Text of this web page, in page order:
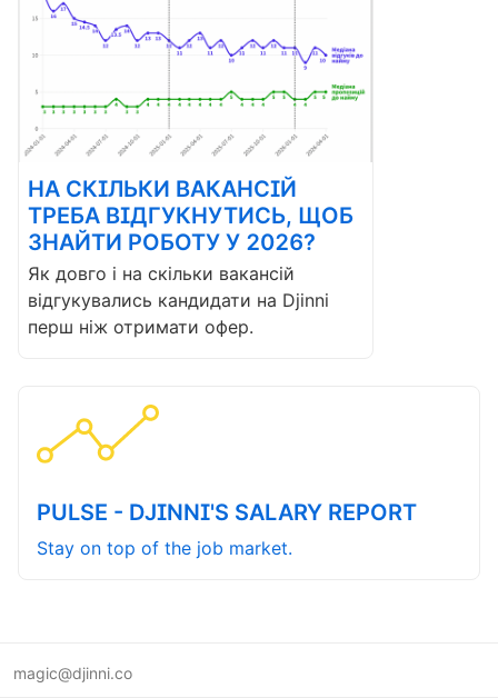
НА СКІЛЬКИ ВАКАНСІЙ
ТРЕБА ВІДГУКНУТИСЬ, ЩОБ
ЗНАЙТИ РОБОТУ У 2026?
Як довго і на скільки вакансій
відгукувались кандидати на Djinni
перш ніж отримати офер.
PULSE - DJINNI'S SALARY REPORT
Stay on top of the job market.
magic@djinni.co